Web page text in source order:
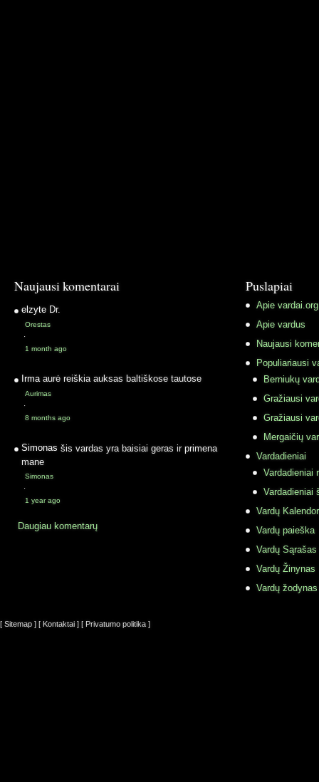
Naujausi komentarai
elzyte Dr.
Orestas
·
1 month ago
Irma aurė reiškia auksas baltiškose tautose
Aurimas
·
8 months ago
Simonas šis vardas yra baisiai geras ir primena
mane
Simonas
·
1 year ago
Daugiau komentarų
Puslapiai
Apie vardai.org
Apie vardus
Naujausi
Populiariausi
Berniukų
Gražiausi
Gražiausi
Mergaičių
Vardadieniai
Vardadieniai
Vardadieniai
Vardų
Vardų paieška
Vardų Sąrašas
Vardų Žinynas
Vardų
[ Sitemap ] [ Kontaktai ] [ Privatumo politika ]